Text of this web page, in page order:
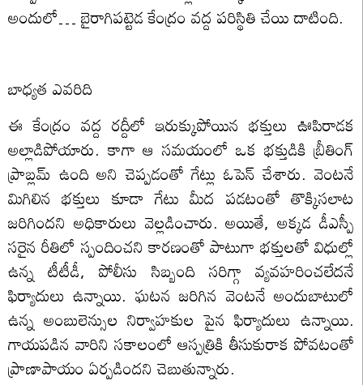
అందులో… బైరాగిపట్టెడ కేంద్రం వద్ద పరిస్థితి చేయి దాటింది.
బాధ్యత ఎవరిది
ఈ కేంద్రం వద్ద రద్దీలో ఇరుక్కుపోయిన భక్తులు ఊపిరాడక
అల్లాడిపోయారు. కాగా ఆ సమయంలో ఒక భక్తుడికి బ్రీతింగ్
ప్రాబ్లమ్ ఉంది అని చెప్పడంతో గేట్లు ఓపెన్ చేశారు. వెంటనే
మిగిలిన భక్తులు కూడా గేటు మీద పడటంతో తొక్కిసలాట
జరిగిందని అధికారులు వెల్లడించారు. అయితే, అక్కడ డీఎస్పీ
సరైన రీతిలో స్పందించని కారణంతో పాటుగా భక్తులతో విధుల్లో
ఉన్న టీటీడీ, పోలీసు సిబ్బంది సరిగ్గా వ్యవహరించలేదనే
ఫిర్యాదులు ఉన్నాయి. ఘటన జరిగిన వెంటనే అందుబాటులో
ఉన్న అంబులెన్సుల నిర్వాహకుల పైన ఫిర్యాదులు ఉన్నాయి.
గాయపడిన వారిని సకాలంలో ఆస్పత్రికి తీసుకురాక పోవటంతో
ప్రాణాపాయం ఏర్పడిందని చెబుతున్నారు.